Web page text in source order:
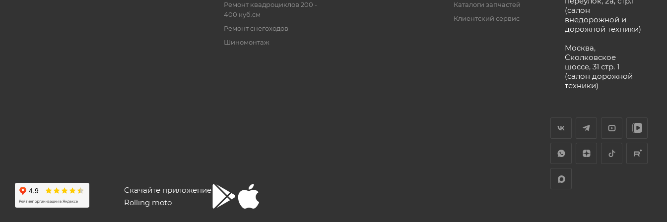
Ремонт квадроциклов 200 -
400 куб.см
Ремонт снегоходов
Шиномонтаж
Каталоги запчастей
Клиентский сервис
(салон
внедорожной и
дорожной техники)
Москва,
Сколковское
шоссе, 31 стр. 1
(салон дорожной
техники)
Скачайте приложение
Rolling moto